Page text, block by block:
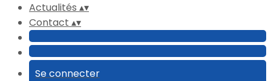
Actualités ▴▾
Contact ▴▾
Se connecter